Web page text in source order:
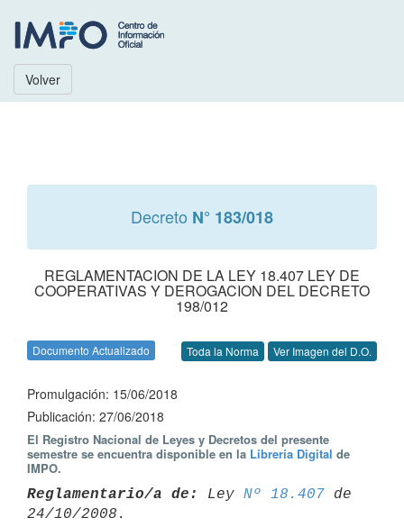
Volver
Decreto N° 183/018
REGLAMENTACION DE LA LEY 18.407 LEY DE
COOPERATIVAS Y DEROGACION DEL DECRETO
198/012
Documento Actualizado Toda la Norma Ver Imagen del D.O.
Promulgación: 15/06/2018
Publicación: 27/06/2018
El Registro Nacional de Leyes y Decretos del presente
semestre se encuentra disponible en la Librería Digital de
IMPO.
Reglamentario/a de: Ley Nº 18.407 de